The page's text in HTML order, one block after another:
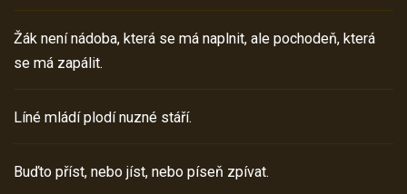
Žák není nádoba, která se má naplnit, ale pochodeň, která
se má zapálit.
Líné mládí plodí nuzné stáří.
Buďto příst, nebo jíst, nebo píseň zpívat.